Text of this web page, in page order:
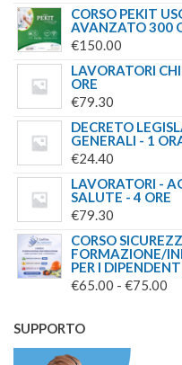
PREZZO
ERA:
€99.00.
CORSO PEKIT
AVANZATO 300
€150.00
LAVORATORI
ORE
€79.30
DECRETO
GENERALI - 1
€24.40
LAVORATORI -
SALUTE - 4 ORE
€79.30
CORSO
FORMAZIONE/
PER I
€65.00 - €75.00
SUPPORTO